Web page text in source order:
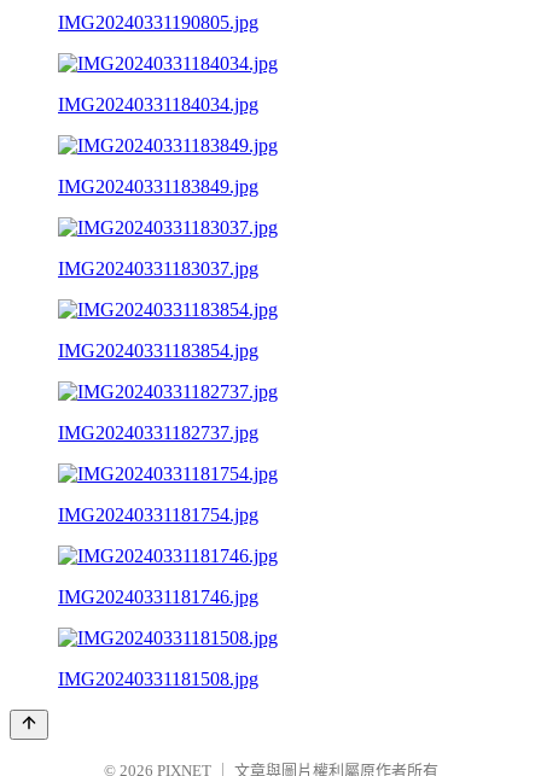
IMG20240331190805.jpg
IMG20240331184034.jpg
IMG20240331183849.jpg
IMG20240331183037.jpg
IMG20240331183854.jpg
IMG20240331182737.jpg
IMG20240331181754.jpg
IMG20240331181746.jpg
IMG20240331181508.jpg
© 2026 PIXNET 文章與圖片權利屬原作者所有